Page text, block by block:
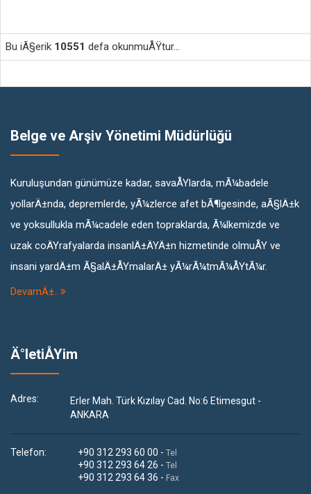
Bu iÃ§erik 10551 defa okunmuÅŸtur...
Belge ve Arşiv Yönetimi Müdürlüğü
Kuruluşundan günümüze kadar, savaÅYlarda, mÃ¼badele
yollarÄ±nda, depremlerde, yÃ¼zlerce afet bÃ¶lgesinde, aÃ§lÄ±k
ve yoksullukla mÃ¼cadele eden topraklarda, Ã¼lkemizde ve
uzak coÄYrafyalarda insanlÄ±ÄYÄ±n hizmetinde olmuÅY ve
insani yardÄ±m Ã§alÄ±ÅYmalarÄ± yÃ¼rÃ¼tmÃ¼ÅYtÃ¼r.
DevamÄ±..
Ä°letiÅYim
Adres:
Erler Mah. Türk Kızılay Cad. No:6 Etimesgut -
ANKARA
Telefon: +90 312 293 60 00 - Tel
+90 312 293 64 26 - Tel
+90 312 293 64 36 - Fax